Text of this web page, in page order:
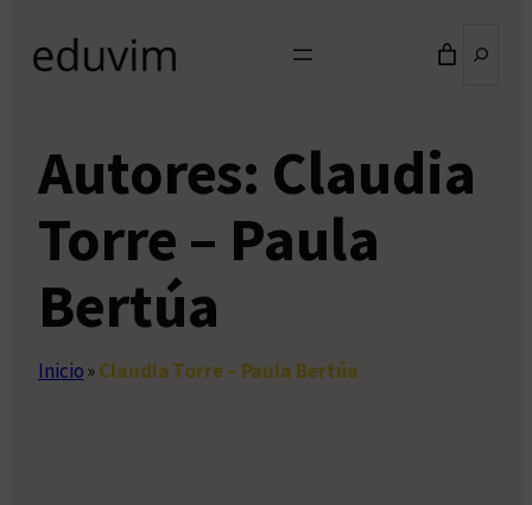
Autores: Claudia
Torre – Paula
Bertúa
Inicio»Claudia Torre – Paula Bertúa